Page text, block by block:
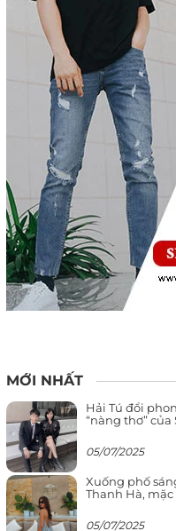
MỚI NHẤT
Hải Tú đổi
“nàng thơ” của
05/07/2025
Xuống phố
Thanh Hà,
05/07/2025